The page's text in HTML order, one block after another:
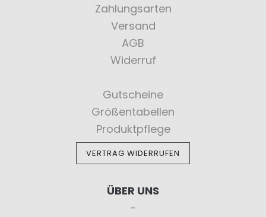
Zahlungsarten
Versand
AGB
Widerruf
Gutscheine
Größentabellen
Produktpflege
VERTRAG WIDERRUFEN
ÜBER UNS